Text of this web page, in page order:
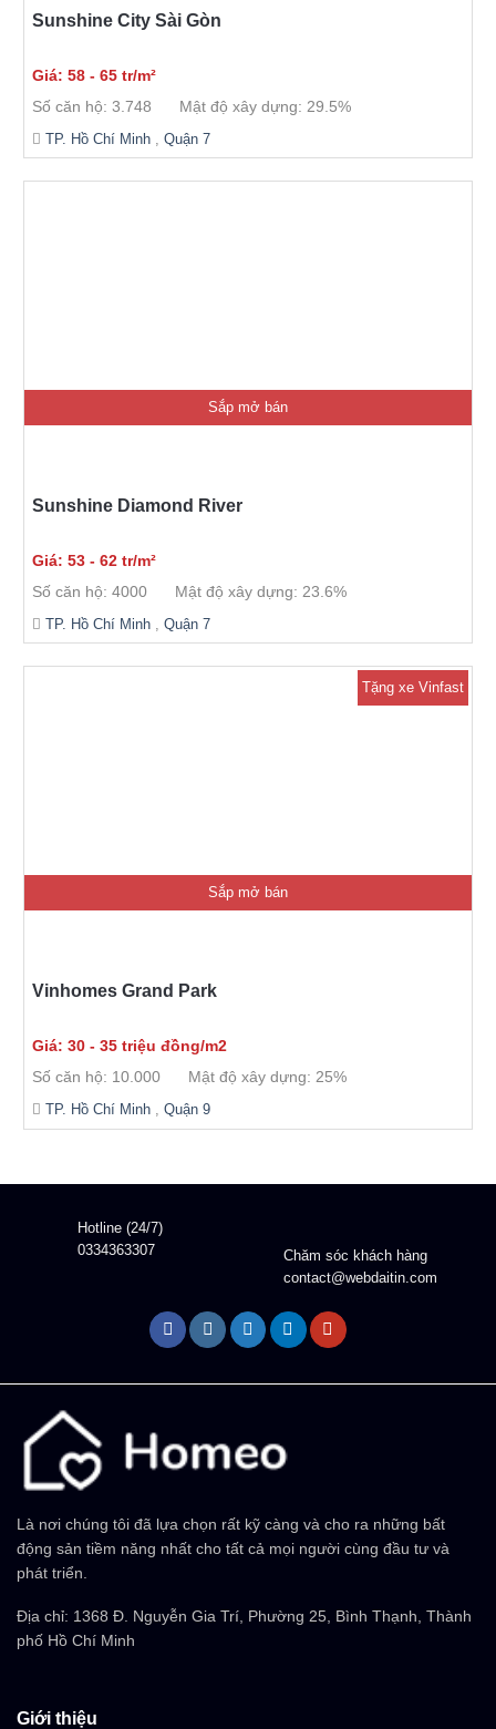
Sunshine City Sài Gòn
Giá: 58 - 65 tr/m²
Số căn hộ: 3.748
Mật độ xây dựng: 29.5%
TP. Hồ Chí Minh, Quận 7
Sắp mở bán
Sunshine Diamond River
Giá: 53 - 62 tr/m²
Số căn hộ: 4000
Mật độ xây dựng: 23.6%
TP. Hồ Chí Minh, Quận 7
Tặng xe Vinfast
Sắp mở bán
Vinhomes Grand Park
Giá: 30 - 35 triệu đồng/m2
Số căn hộ: 10.000
Mật độ xây dựng: 25%
TP. Hồ Chí Minh, Quận 9
Hotline (24/7)
0334363307
Chăm sóc khách hàng
contact@webdaitin.com
Là nơi chúng tôi đã lựa chọn rất kỹ càng và cho ra những bất
động sản tiềm năng nhất cho tất cả mọi người cùng đầu tư và
phát triển.
Địa chỉ: 1368 Đ. Nguyễn Gia Trí, Phường 25, Bình Thạnh, Thành
phố Hồ Chí Minh
Giới thiệu